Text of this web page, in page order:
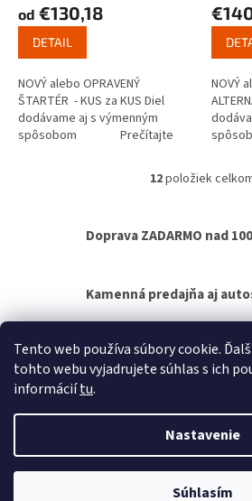
Tento web používa súbory cookie.
tohto webu vyjadrujete súhlas s ich
informáciítu.
Nastavenie
Súhlasím
od €130,18
DETAIL
NOVÝ alebo OPRAVENÝ
ŠTARTÉR - KUS za KUS Diel
dodávame aj s výmenným
spôsobom Prečítajte
NOVÝ
O
á
c
e
p
r
v
y
ý
p
i
s
12položiek
Doprava ZADARMO nad
Kamenná predajňa aj
Výmenný spôsob
opravu
Vytvoril
Autel.sk. Všetky